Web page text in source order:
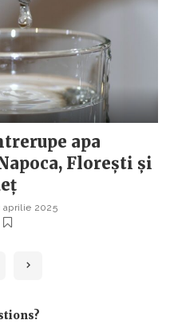
apa
Florești și
aprilie 2025